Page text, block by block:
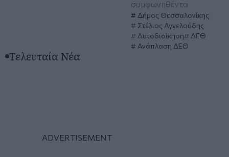
συμφωνηθέντα
Δήμος Θεσσαλονίκης
Στέλιος Αγγελούδης
Αυτοδιοίκηση
ΔΕΘ
Ανάπλαση ΔΕΘ
Τελευταία Νέα